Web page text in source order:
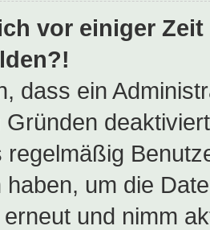
vor einiger
dass ein
regelmäßig
haben, um die
und nimm